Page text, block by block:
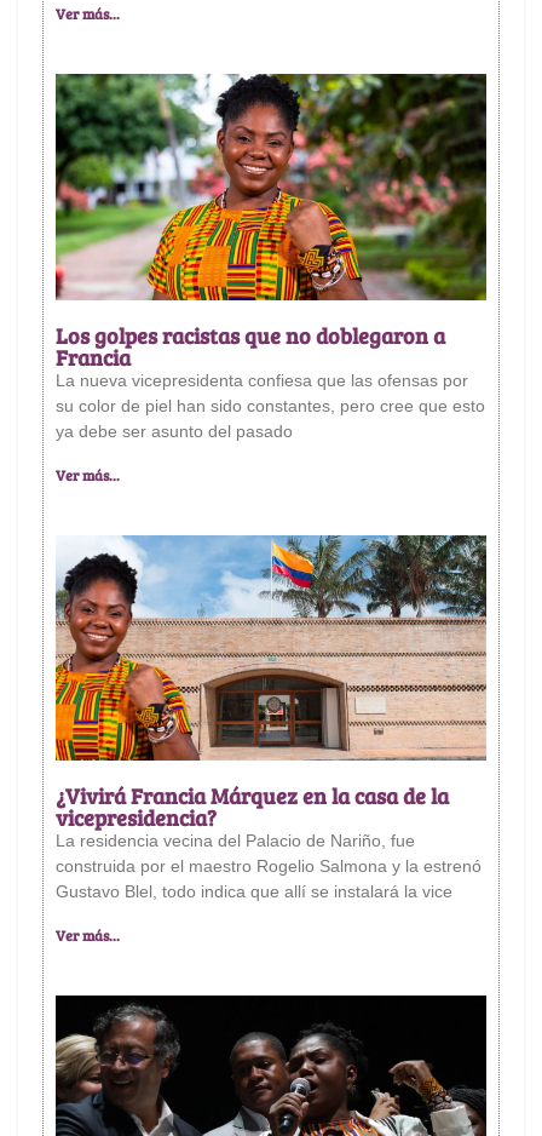
Ver más...
Los golpes racistas que no doblegaron a
Francia
La nueva vicepresidenta confiesa que las ofensas por
su color de piel han sido constantes, pero cree que esto
ya debe ser asunto del pasado
Ver más...
¿Vivirá Francia Márquez en la casa de la
vicepresidencia?
La residencia vecina del Palacio de Nariño, fue
construida por el maestro Rogelio Salmona y la estrenó
Gustavo Blel, todo indica que allí se instalará la vice
Ver más...